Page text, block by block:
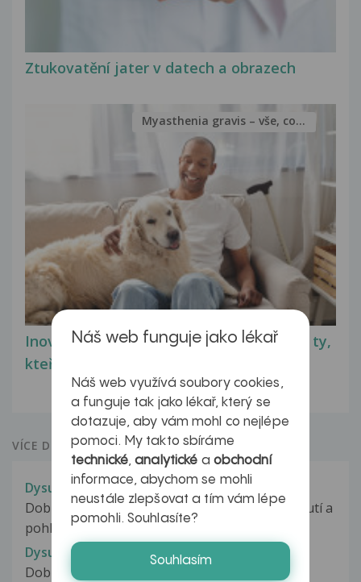
Ztukovatění jater v datech a obrazech
Inovativní léčba myastenie – naděje pro ty,
kteří ji...
Myasthenia gravis – vše, co...
VÍCE DOTAZŮ Z PORADNY
Dysurické potíže
Dobrý den, před 7-tydny jsem měla po nastydnutí a
pohl.styku zánět moč.cest....
Dysurické potíže
Dobrý den, mám problém se synem - věk 6 let -
Náš web funguje jako lékař
Náš web využívá soubory cookies,
a funguje tak jako lékař, který se
dotazuje, aby vám mohl co nejlépe
pomoci. My takto sbíráme
technické,analytické a obchodní
informace, abychom se mohli
neustále zlepšovat a tím vám lépe
pomohli. Souhlasíte?
Souhlasím